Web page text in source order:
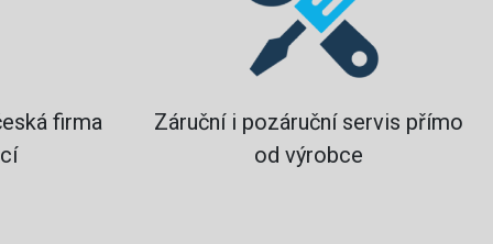
firma
Záruční i pozáruční servis přímo
od výrobce